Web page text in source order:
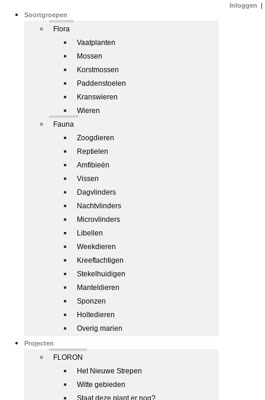
Soortgroepen
Flora
Vaatplanten
Mossen
Korstmossen
Paddenstoelen
Kranswieren
Wieren
Fauna
Zoogdieren
Reptielen
Amfibieën
Vissen
Dagvlinders
Nachtvlinders
Microvlinders
Libellen
Weekdieren
Kreeftachtigen
Stekelhuidigen
Manteldieren
Sponzen
Holtedieren
Overig marien
Projecten
FLORON
Het Nieuwe Strepen
Witte gebieden
Staat deze plant er nog?
Inloggen |